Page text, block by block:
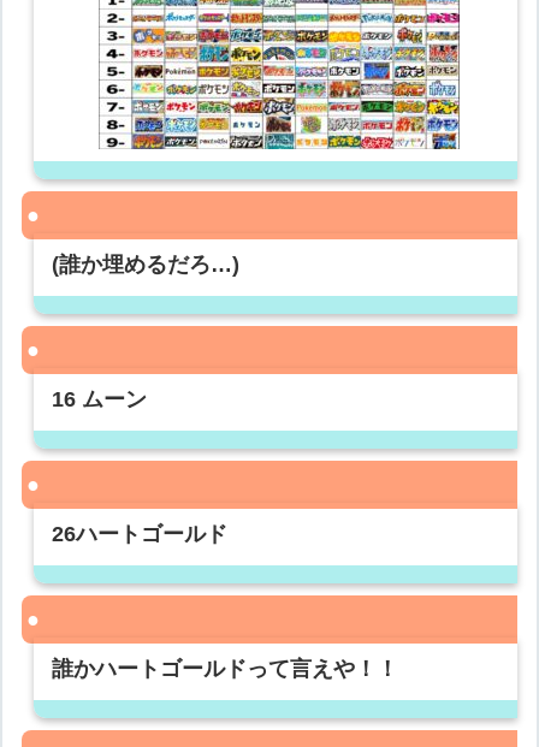
(誰か埋めるだろ…)
16 ムーン
26ハートゴールド
誰かハートゴールドって言えや！！